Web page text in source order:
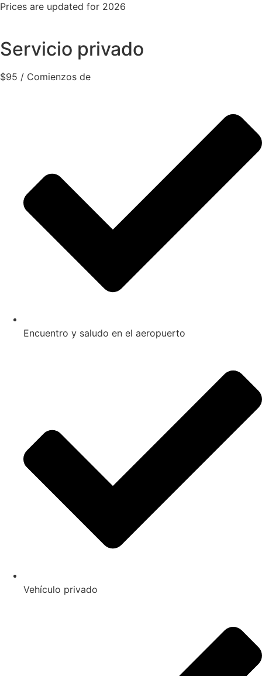
Prices are updated for 2026
Servicio privado
$95 / Comienzos de
Encuentro y saludo en el aeropuerto
Vehículo privado